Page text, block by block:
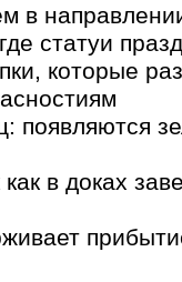
в
статуи
которые
появляются
в доках